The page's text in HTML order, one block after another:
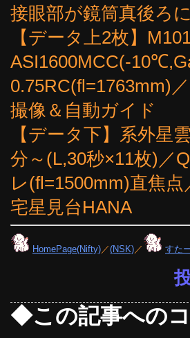
接眼部が鏡筒真後ろ
【データ上2枚】
ASI1600MCC(-
0.75RC(fl=1763mm)
撮像＆自動ガイド
【データ下】系外星
分～(L,30秒×11枚)／
レ(fl=1500mm)直焦
宅星見台HANA
HomePage(Nifty)／(NSK)／ すた
◆この記事へのコ